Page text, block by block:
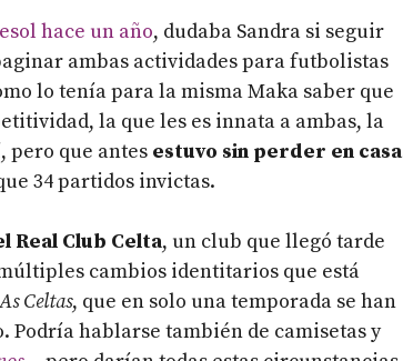
hace un año, dudaba Sandra si seguir
ambas actividades para futbolistas
lo tenía para la misma Maka saber que
la que les es innata a ambas, la
pero que antes estuvo sin perder en casa
34 partidos invictas.
Real Club Celta, un club que llegó tarde
cambios identitarios que está
As Celtas, que en solo una temporada se han
hablarse también de camisetas y